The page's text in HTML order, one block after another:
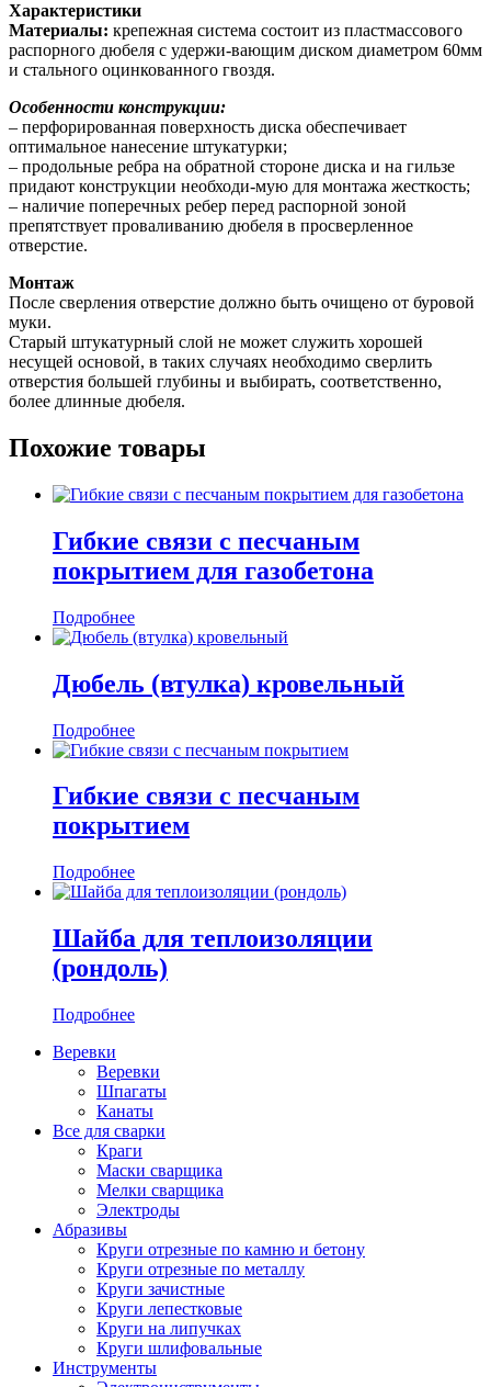
Характеристики
Материалы: крепежная система состоит из пластмассового
распорного дюбеля с удержи-вающим диском диаметром 60мм
и стального оцинкованного гвоздя.
Особенности конструкции:
– перфорированная поверхность диска обеспечивает
оптимальное нанесение штукатурки;
– продольные ребра на обратной стороне диска и на гильзе
придают конструкции необходи-мую для монтажа жесткость;
– наличие поперечных ребер перед распорной зоной
препятствует проваливанию дюбеля в просверленное
отверстие.
Монтаж
После сверления отверстие должно быть очищено от буровой
муки.
Старый штукатурный слой не может служить хорошей
несущей основой, в таких случаях необходимо сверлить
отверстия большей глубины и выбирать, соответственно,
более длинные дюбеля.
Похожие товары
Гибкие связи с песчаным
покрытием для газобетона
Подробнее
Дюбель (втулка) кровельный
Подробнее
Гибкие связи с песчаным
покрытием
Подробнее
Шайба для теплоизоляции
(рондоль)
Подробнее
Веревки
Веревки
Шпагаты
Канаты
Все для сварки
Краги
Маски сварщика
Мелки сварщика
Электроды
Абразивы
Круги отрезные по камню и бетону
Круги отрезные по металлу
Круги зачистные
Круги лепестковые
Круги на липучках
Круги шлифовальные
Инструменты